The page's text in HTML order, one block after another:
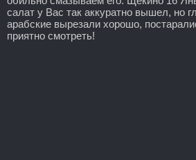
салат у Вас так аккуратно вышел, но
арабские вырезали хорошо,
приятно смотреть!